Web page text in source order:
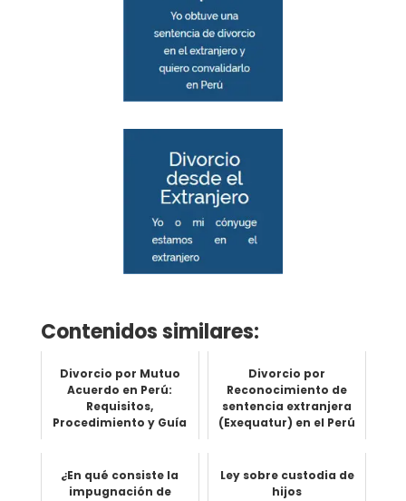
Contenidos similares:
Divorcio por Mutuo
Acuerdo en Perú:
Requisitos,
Procedimiento y Guía
Divorcio por
Reconocimiento de
sentencia extranjera
(Exequatur) en el Perú
¿En qué consiste la
impugnación de
Ley sobre custodia de
hijos